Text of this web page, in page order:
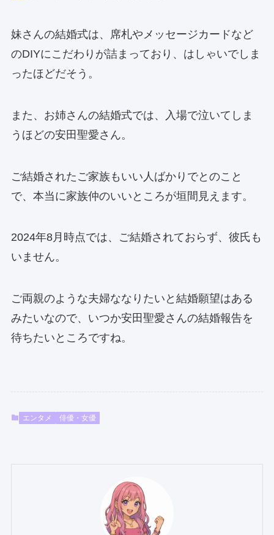
妹さんの結婚式は、席札やメッセージカードなど
のDIYにこだわりが詰まっており、はしゃいでしま
ったほどだそう。
また、お姉さんの結婚式では、入場で泣いてしま
うほどの安田聖愛さん。
ご結婚されたご家族もいい人ばかりでとのこと
で、本当に家族仲のいいところが垣間見えます。
2024年8月時点では、ご結婚されておらず、彼氏も
いません。
ご両親のような夫婦ななりたいと結婚願望はある
みたいなので、いつか安田聖愛さんの結婚報告を
待ちたいところですね。
エンタメ 俳優・女優